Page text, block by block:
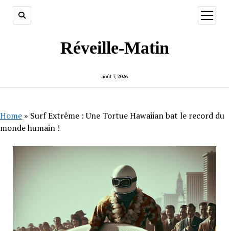
Réveille-Matin
août 7, 2026
ouvrir
menu
Home » Surf Extrême : Une Tortue Hawaiian bat le record du
monde humain !